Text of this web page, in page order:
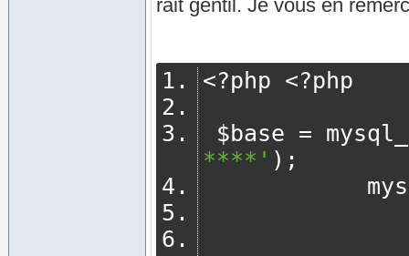
rait gentil. Je vous en
<?php <?php
$base =
****' );